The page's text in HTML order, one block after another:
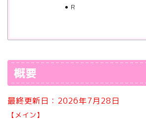
R
概要
最終更新日：2026年7月28日
【メイン】